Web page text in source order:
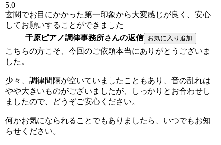
5.0
玄関でお目にかかった第一印象から大変感じが良く、安心
してお願いすることができました
千原ピアノ調律事務所さんの返信
こちらの方こそ、今回のご依頼本当にありがとうございま
した。
少々、調律間隔が空いていましたこともあり、音の乱れは
やや大きいものがございましたが、しっかりとお合わせし
ましたので、どうぞご安心ください。
何かお気になられることでもありましたら、いつでもお知
らせください。